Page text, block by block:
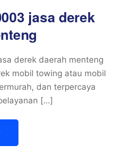
jasa derek
derek daerah menteng
mobil towing atau mobil
dan terpercaya
[…]